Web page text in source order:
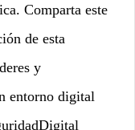
Comparta este
de esta
y
entorno digital